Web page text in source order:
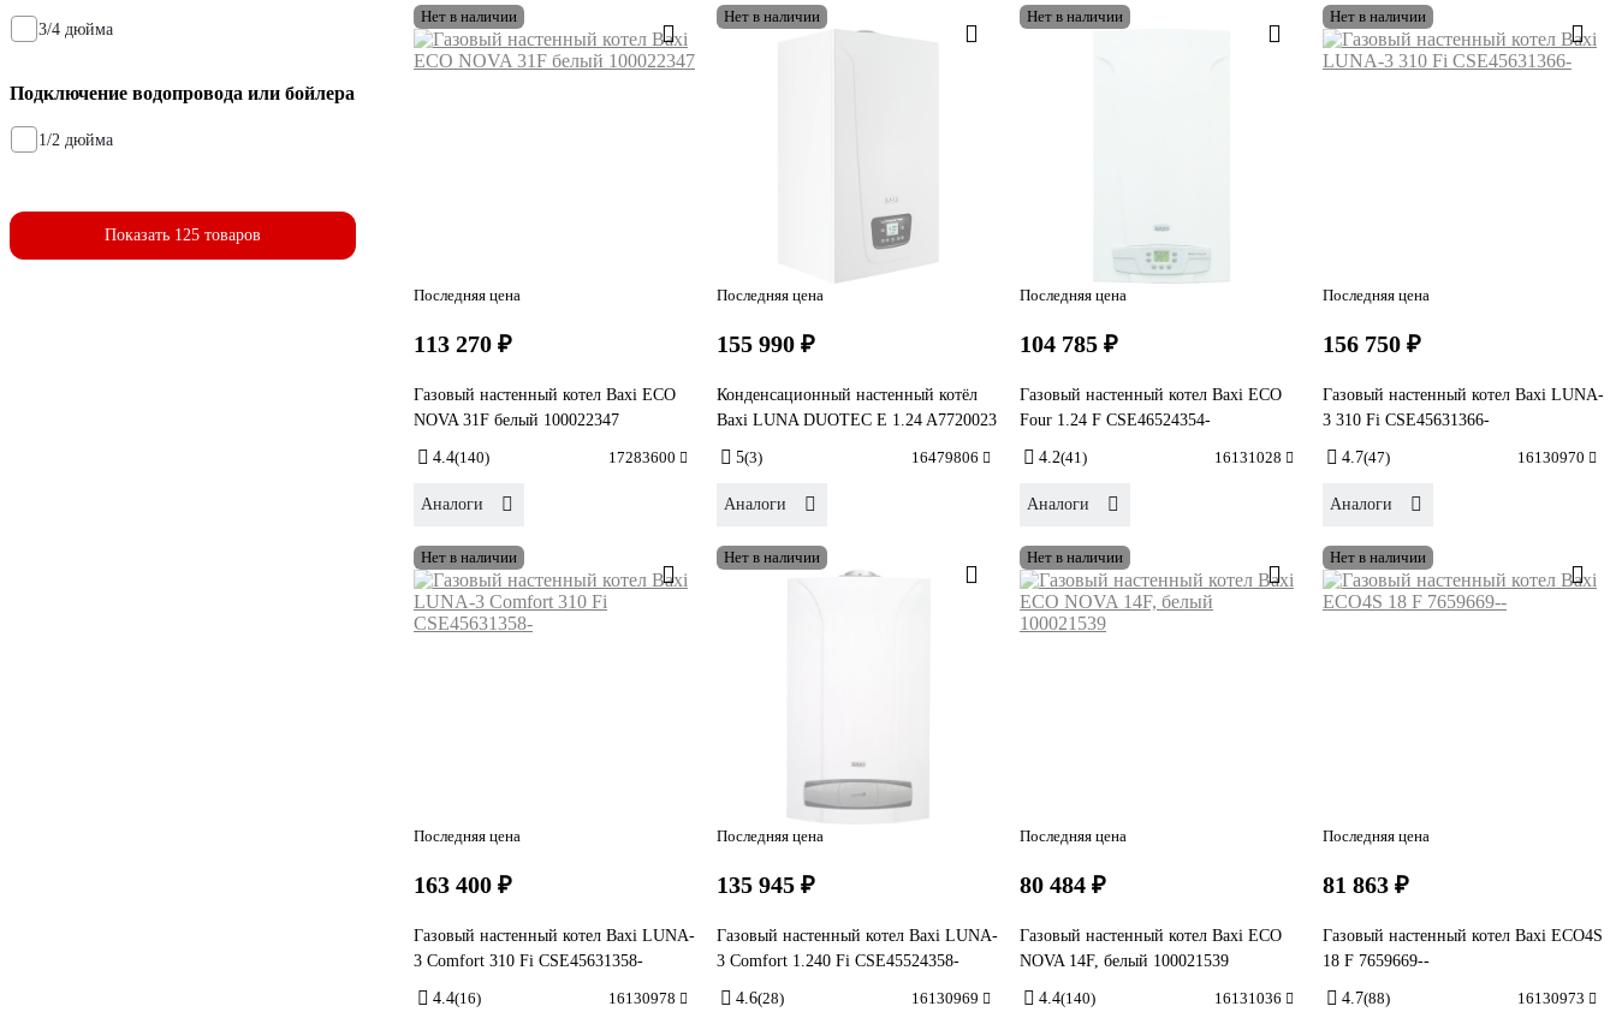
3/4 дюйма
Подключение водопровода или бойлера
1/2 дюйма
Показать 125 товаров
Нет в наличии
Последняя цена
113 270 ₽
Газовый настенный котел Baxi ECO
NOVA 31F белый 100022347
4.4(140) 17283600
Аналоги
Нет в наличии
Последняя цена
155 990 ₽
Конденсационный настенный котёл
Baxi LUNA DUOTEC E 1.24 A7720023
5(3) 16479806
Аналоги
Нет в наличии
Последняя цена
104 785 ₽
Газовый настенный котел Baxi ECO
Four 1.24 F CSE46524354-
4.2(41) 16131028
Аналоги
Нет в наличии
Последняя цена
156 750 ₽
Газовый настенный котел Baxi LUNA-
3 310 Fi CSE45631366-
4.7(47) 16130970
Аналоги
Нет в наличии
Последняя цена
163 400 ₽
Газовый настенный котел Baxi LUNA-
3 Comfort 310 Fi CSE45631358-
4.4(16) 16130978
Нет в наличии
Последняя цена
135 945 ₽
Газовый настенный котел Baxi LUNA-
3 Comfort 1.240 Fi CSE45524358-
4.6(28) 16130969
Нет в наличии
Последняя цена
80 484 ₽
Газовый настенный котел Baxi ECO
NOVA 14F, белый 100021539
4.4(140) 16131036
Нет в наличии
Последняя цена
81 863 ₽
Газовый настенный котел Baxi ECO4S
18 F 7659669--
4.7(88) 16130973